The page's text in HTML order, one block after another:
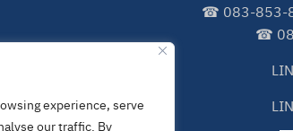
experience, serve
our traffic. By
☎ 083-853-
☎